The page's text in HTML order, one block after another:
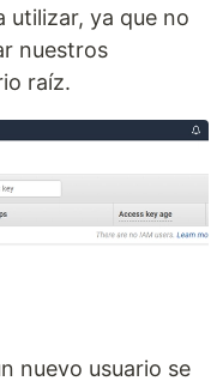
utilizar, ya que no
nuestros
raíz.
nuevo usuario se